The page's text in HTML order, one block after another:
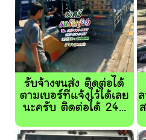
รับจ้างขนส่ง ติดต่อได้
ตามเบอร์ที่แจ้งไว้ได้เลย
นะครับ ติดต่อได้ 24...